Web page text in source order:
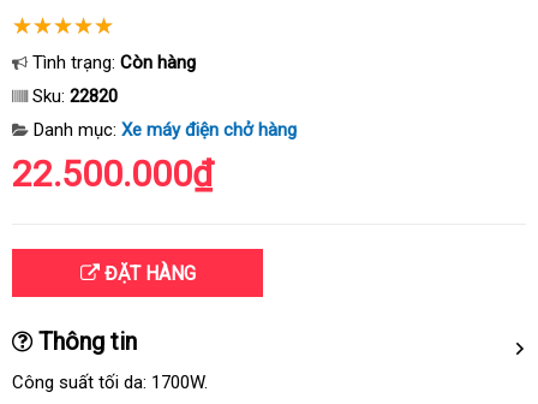
Tình trạng: Còn hàng
Sku: 22820
Danh mục: Xe máy điện chở hàng
22.500.000₫
ĐẶT HÀNG
Thông tin
Công suất tối da: 1700W.